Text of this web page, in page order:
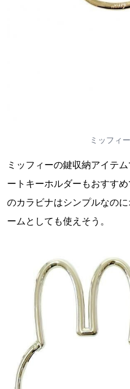
ミッフィ
ミッフィーの鍵収納アイテ
ートキーホルダーもおすす
のカラビナはシンプルなの
ームとしても使えそう。